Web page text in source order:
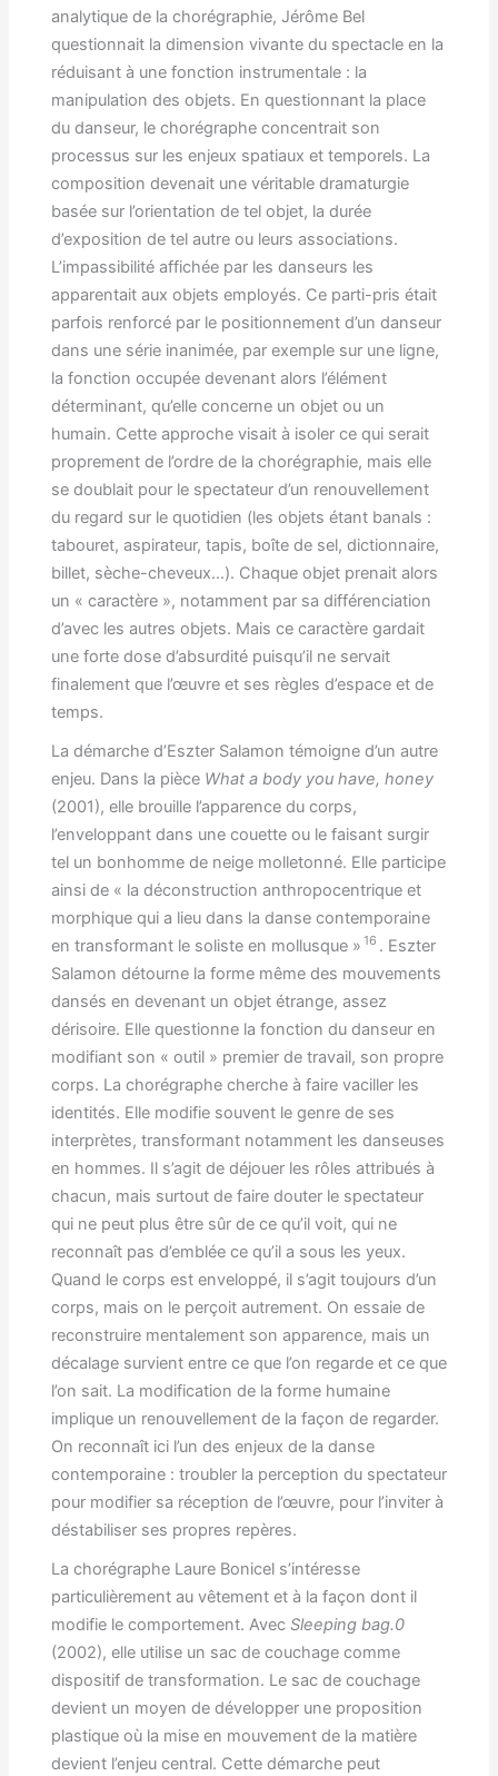
analytique de la chorégraphie, Jérôme Bel
questionnait la dimension vivante du spectacle en la
réduisant à une fonction instrumentale : la
manipulation des objets. En questionnant la place
du danseur, le chorégraphe concentrait son
processus sur les enjeux spatiaux et temporels. La
composition devenait une véritable dramaturgie
basée sur l’orientation de tel objet, la durée
d’exposition de tel autre ou leurs associations.
L’impassibilité affichée par les danseurs les
apparentait aux objets employés. Ce parti-pris était
parfois renforcé par le positionnement d’un danseur
dans une série inanimée, par exemple sur une ligne,
la fonction occupée devenant alors l’élément
déterminant, qu’elle concerne un objet ou un
humain. Cette approche visait à isoler ce qui serait
proprement de l’ordre de la chorégraphie, mais elle
se doublait pour le spectateur d’un renouvellement
du regard sur le quotidien (les objets étant banals :
tabouret, aspirateur, tapis, boîte de sel, dictionnaire,
billet, sèche-cheveux…). Chaque objet prenait alors
un « caractère », notamment par sa différenciation
d’avec les autres objets. Mais ce caractère gardait
une forte dose d’absurdité puisqu’il ne servait
finalement que l’œuvre et ses règles d’espace et de
temps.
La démarche d’Eszter Salamon témoigne d’un autre
enjeu. Dans la pièce What a body you have, honey
(2001), elle brouille l’apparence du corps,
l’enveloppant dans une couette ou le faisant surgir
tel un bonhomme de neige molletonné. Elle participe
ainsi de « la déconstruction anthropocentrique et
morphique qui a lieu dans la danse contemporaine
en transformant le soliste en mollusque » 16 . Eszter
Salamon détourne la forme même des mouvements
dansés en devenant un objet étrange, assez
dérisoire. Elle questionne la fonction du danseur en
modifiant son « outil » premier de travail, son propre
corps. La chorégraphe cherche à faire vaciller les
identités. Elle modifie souvent le genre de ses
interprètes, transformant notamment les danseuses
en hommes. Il s’agit de déjouer les rôles attribués à
chacun, mais surtout de faire douter le spectateur
qui ne peut plus être sûr de ce qu’il voit, qui ne
reconnaît pas d’emblée ce qu’il a sous les yeux.
Quand le corps est enveloppé, il s’agit toujours d’un
corps, mais on le perçoit autrement. On essaie de
reconstruire mentalement son apparence, mais un
décalage survient entre ce que l’on regarde et ce que
l’on sait. La modification de la forme humaine
implique un renouvellement de la façon de regarder.
On reconnaît ici l’un des enjeux de la danse
contemporaine : troubler la perception du spectateur
pour modifier sa réception de l’œuvre, pour l’inviter à
déstabiliser ses propres repères.
La chorégraphe Laure Bonicel s’intéresse
particulièrement au vêtement et à la façon dont il
modifie le comportement. Avec Sleeping bag.0
(2002), elle utilise un sac de couchage comme
dispositif de transformation. Le sac de couchage
devient un moyen de développer une proposition
plastique où la mise en mouvement de la matière
devient l’enjeu central. Cette démarche peut